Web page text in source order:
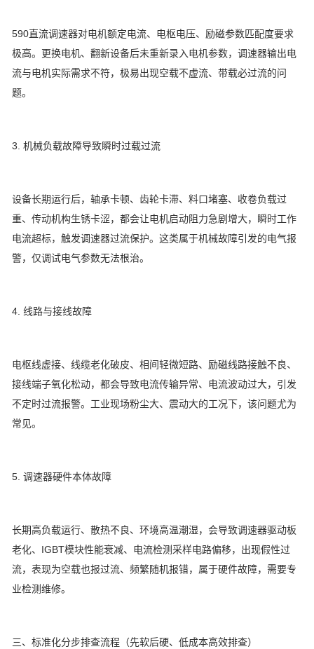
590直流调速器对电机额定电流、电枢电压、励磁参数匹配度要求
极高。更换电机、翻新设备后未重新录入电机参数，调速器输出电
流与电机实际需求不符，极易出现空载不虚流、带载必过流的问
题。
3. 机械负载故障导致瞬时过载过流
设备长期运行后，轴承卡顿、齿轮卡滞、料口堵塞、收卷负载过
重、传动机构生锈卡涩，都会让电机启动阻力急剧增大，瞬时工作
电流超标，触发调速器过流保护。这类属于机械故障引发的电气报
警，仅调试电气参数无法根治。
4. 线路与接线故障
电枢线虚接、线缆老化破皮、相间轻微短路、励磁线路接触不良、
接线端子氧化松动，都会导致电流传输异常、电流波动过大，引发
不定时过流报警。工业现场粉尘大、震动大的工况下，该问题尤为
常见。
5. 调速器硬件本体故障
长期高负载运行、散热不良、环境高温潮湿，会导致调速器驱动板
老化、IGBT模块性能衰减、电流检测采样电路偏移，出现假性过
流，表现为空载也报过流、频繁随机报错，属于硬件故障，需要专
业检测维修。
三、标准化分步排查流程（先软后硬、低成本高效排查）